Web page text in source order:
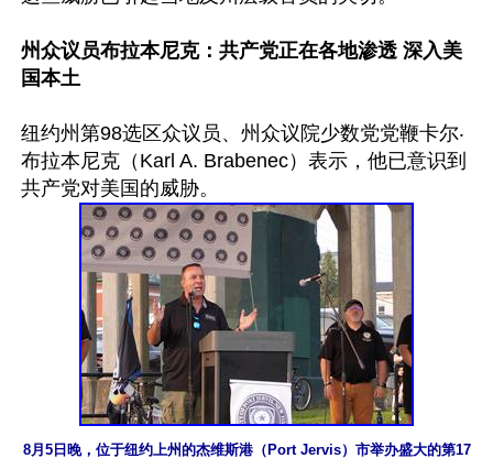
州众议员布拉本尼克：共产党正在各地渗透 深入美
国本土
纽约州第98选区众议员、州众议院少数党党鞭卡尔‧
布拉本尼克（Karl A. Brabenec）表示，他已意识到
8月5日晚，位于纽约上州的杰维斯港（Port Jervis）市举办盛大的第17